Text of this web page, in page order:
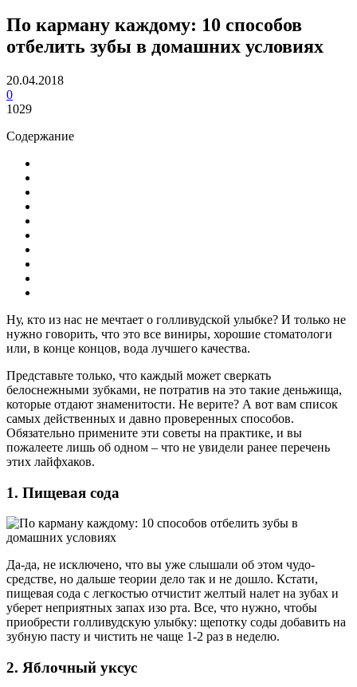
По карману каждому: 10 способов
отбелить зубы в домашних условиях
20.04.2018
0
1029
Содержание
Ну, кто из нас не мечтает о голливудской улыбке? И только не
нужно говорить, что это все виниры, хорошие стоматологи
или, в конце концов, вода лучшего качества.
Представьте только, что каждый может сверкать
белоснежными зубками, не потратив на это такие деньжища,
которые отдают знаменитости. Не верите? А вот вам список
самых действенных и давно проверенных способов.
Обязательно примените эти советы на практике, и вы
пожалеете лишь об одном – что не увидели ранее перечень
этих лайфхаков.
1. Пищевая сода
Да-да, не исключено, что вы уже слышали об этом чудо-
средстве, но дальше теории дело так и не дошло. Кстати,
пищевая сода с легкостью отчистит желтый налет на зубах и
уберет неприятных запах изо рта. Все, что нужно, чтобы
приобрести голливудскую улыбку: щепотку соды добавить на
зубную пасту и чистить не чаще 1-2 раз в неделю.
2. Яблочный уксус